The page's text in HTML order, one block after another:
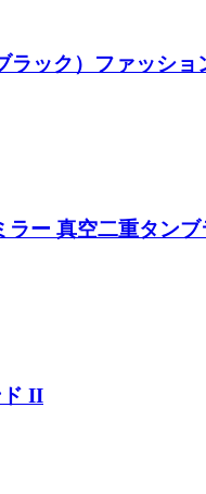
ラック）ファッショ
ー 真空二重タンブ
II